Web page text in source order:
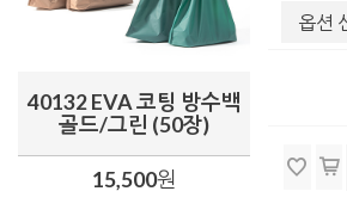
40132 EVA 코팅 방수백
골드/그린 (50장)
15,500원